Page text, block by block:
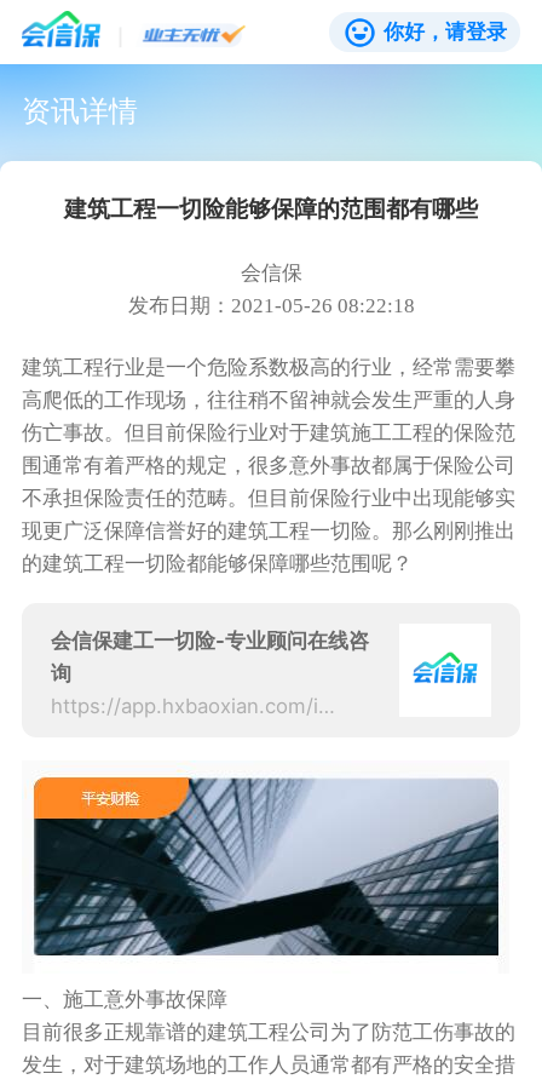
你好，请登录
资讯详情
建筑工程一切险能够保障的范围都有哪些
会信保
发布日期：2021-05-26 08:22:18
建筑工程行业是一个危险系数极高的行业，经常需要攀
高爬低的工作现场，往往稍不留神就会发生严重的人身
伤亡事故。但目前保险行业对于建筑施工工程的保险范
围通常有着严格的规定，很多意外事故都属于保险公司
不承担保险责任的范畴。但目前保险行业中出现能够实
现更广泛保障信誉好的建筑工程一切险。那么刚刚推出
的建筑工程一切险都能够保障哪些范围呢？
会信保建工一切险-专业顾问在线咨
询
https://app.hxbaoxian.com/insurance?p=1&l=20&t=5&c=0&sourceType=web
一、施工意外事故保障
目前很多正规靠谱的建筑工程公司为了防范工伤事故的
发生，对于建筑场地的工作人员通常都有严格的安全措